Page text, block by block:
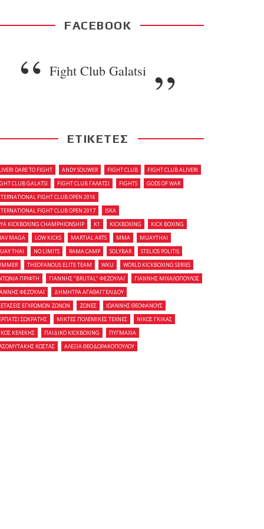
FACEBOOK
Fight Club Galatsi
ΕΤΙΚΕΤΕΣ
DARE TO FIGHT ANDY SOUWER FIGHT CLUB
FIGHT CLUB ALIVERI
CLUB GALATSI
FIGHT CLUB ΓΑΛΑΤΣΙ FIGHTS
GODS OF WAR
FIGHT CLUB OPEN 2016
FIGHT CLUB OPEN 2017
ISKA
KICKBOXING CHAMPHIONSHIP
K1 KICKBOXING
KICK BOXING
MAGA
LOW KICKS MARTIAL ARTS MMA
MUAYTHAI
THAI
NO LIMITS RAMA CAMP SOLYBAR
STELIOS POLITIS
THEOFANOUS ELITE TEAM WKU
WORLD KICKBOXING SERIES
ΠΡΙΦΤΗ
ΓΙΑΝΝΗΣ "BRUTAL" ΦΕΖΟΥΛΑΪ
ΓΙΑΝΝΗΣ ΜΙΧΑΛΟΠΟΥΛΟΣ
ΦΕΖΟΥΛΑΪ
ΔΗΜΗΤΡΑ ΑΓΑΘΑΓΓΕΛΙΔΟΥ
ΕΓΧΡΩΜΩΝ ΖΩΝΩΝ
ΖΩΝΕΣ
ΙΩΑΝΝΗΣ ΘΕΟΦΑΝΟΥΣ
ΣΩΚΡΑΤΗΣ
ΜΙΚΤΕΣ ΠΟΛΕΜΙΚΕΣ ΤΕΧΝΕΣ
ΝΙΚΟΣ ΓΚΙΚΑΣ
ΚΕΛΕΚΗΣ
ΠΑΙΔΙΚΟ KICKBOXING
ΠΥΓΜΑΧΙΑ
ΚΩΣΤΑΣ
ΑΛΕΞΙΑ ΘΕΟΔΩΡΑΚΟΠΟΥΛΟΥ